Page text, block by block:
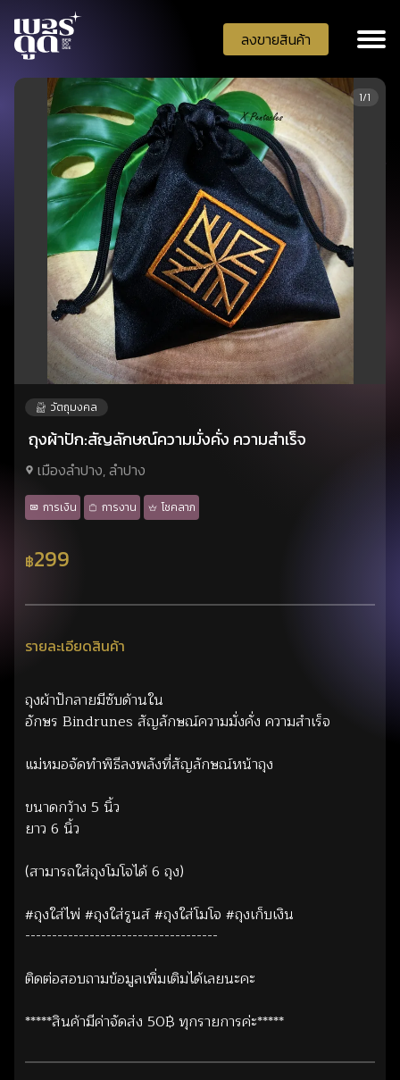
ลงขายสินค้า
1/1
วัตถุมงคล
ถุงผ้าปัก:สัญลักษณ์ความมั่งคั่ง ความสำเร็จ
เมืองลำปาง, ลำปาง
การเงิน การงาน โชคลาภ
฿299
รายละเอียดสินค้า
ถุงผ้าปักลายมีซับด้านใน
อักษร Bindrunes สัญลักษณ์ความมั่งคั่ง ความสำเร็จ
แม่หมอจัดทำพิธีลงพลังที่สัญลักษณ์หน้าถุง
ขนาดกว้าง 5 นิ้ว
ยาว 6 นิ้ว
(สามารถใส่ถุงโมโจได้ 6 ถุง)
#ถุงใส่ไพ่ #ถุงใส่รูนส์ #ถุงใส่โมโจ #ถุงเก็บเงิน
------------------------------------
ติดต่อสอบถามข้อมูลเพิ่มเติมได้เลยนะคะ
*****สินค้ามีค่าจัดส่ง 50฿ ทุกรายการค่ะ*****